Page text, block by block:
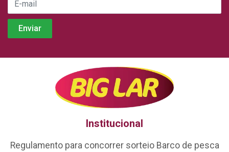
Institucional
Regulamento para concorrer sorteio Barco de pesca